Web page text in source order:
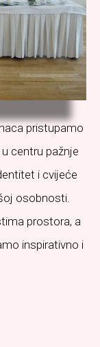
pristupamo
centru pažnje
i cvijeće
osobnosti.
prostora, a
inspirativno i